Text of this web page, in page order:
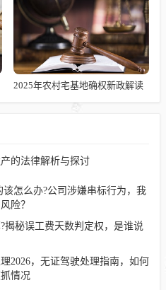
2025年农村宅基地确权新政解读
的法律解析与探讨
怎么办?公司涉嫌串标行为，我
险？
揭秘误工费天数判定权，是谁说
2026，无证驾驶处理指南，如何
情况